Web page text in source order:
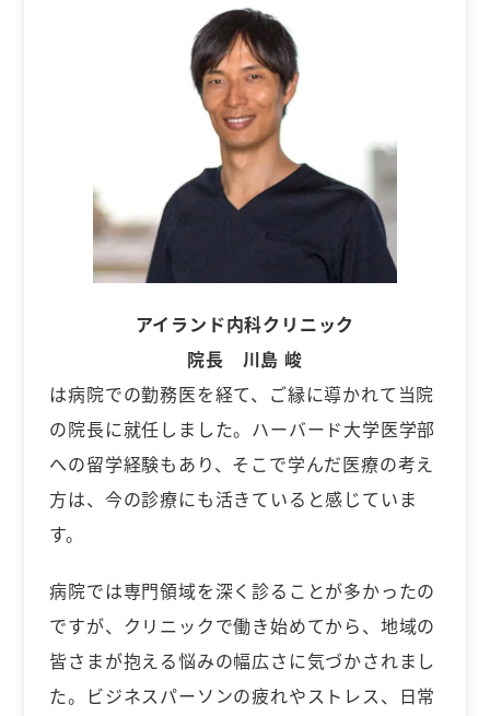
アイランド内科クリニック
院長 川島 峻
は病院での勤務医を経て、ご縁に導かれて当院
の院長に就任しました。ハーバード大学医学部
への留学経験もあり、そこで学んだ医療の考え
方は、今の診療にも活きていると感じていま
す。
病院では専門領域を深く診ることが多かったの
ですが、クリニックで働き始めてから、地域の
皆さまが抱える悩みの幅広さに気づかされまし
た。ビジネスパーソンの疲れやストレス、日常